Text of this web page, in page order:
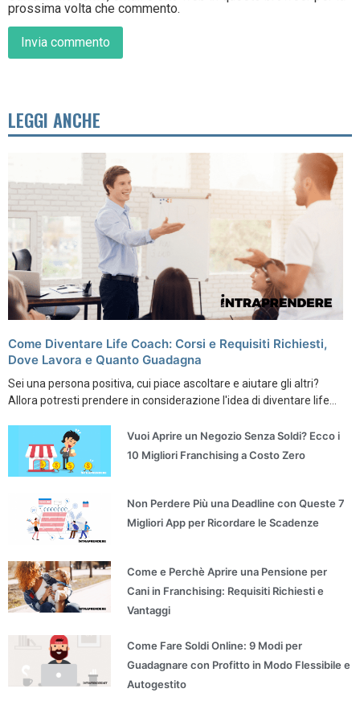
prossima volta che commento.
LEGGI ANCHE
Come Diventare Life Coach: Corsi e Requisiti Richiesti,
Dove Lavora e Quanto Guadagna
Sei una persona positiva, cui piace ascoltare e aiutare gli altri?
Allora potresti prendere in considerazione l'idea di diventare life...
Vuoi Aprire un Negozio Senza Soldi? Ecco i
10 Migliori Franchising a Costo Zero
Non Perdere Più una Deadline con Queste 7
Migliori App per Ricordare le Scadenze
Come e Perchè Aprire una Pensione per
Cani in Franchising: Requisiti Richiesti e
Vantaggi
Come Fare Soldi Online: 9 Modi per
Guadagnare con Profitto in Modo Flessibile e
Autogestito